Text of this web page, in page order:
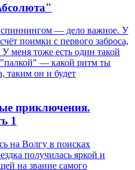
— дело важное. У
поимки с первого заброса,
меня тоже есть один такой
— какой ритм ты
таким он и будет
приключения.
1
на Волгу в поисках
получилась яркой и
на звание самого